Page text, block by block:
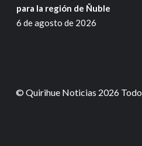
para la región de Ñuble
6 de agosto de 2026